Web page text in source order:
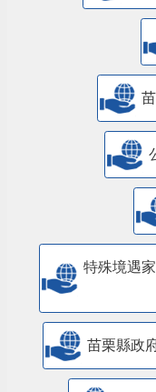
特殊境遇
苗栗縣政